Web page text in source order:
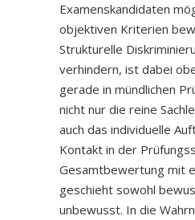
Examenskandidaten
objektiven Kriterien
Strukturelle
verhindern, ist dabei
gerade in mündlichen
nicht nur die reine
auch das individuelle
Kontakt in der
Gesamtbewertung mit
geschieht sowohl
unbewusst. In die